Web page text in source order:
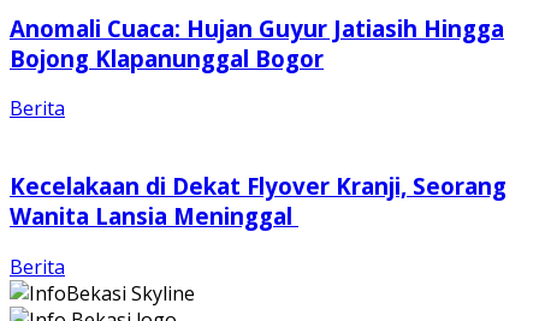
Anomali Cuaca: Hujan Guyur Jatiasih Hingga
Bojong Klapanunggal Bogor
Berita
Kecelakaan di Dekat Flyover Kranji, Seorang
Wanita Lansia Meninggal
Berita